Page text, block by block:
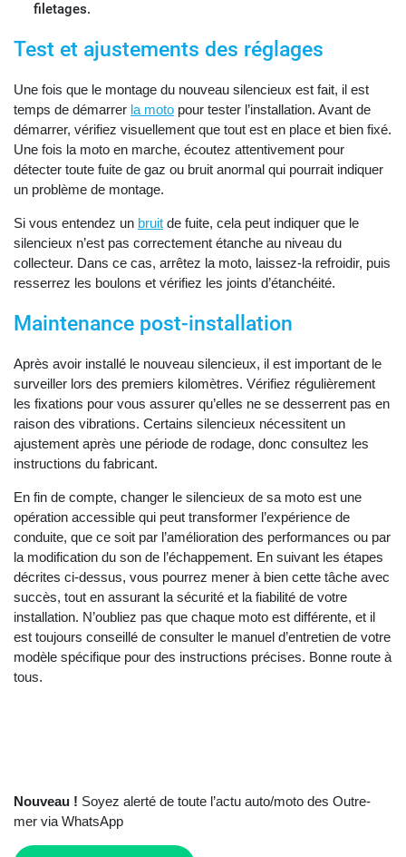
filetages.
Test et ajustements des réglages
Une fois que le montage du nouveau silencieux est fait, il est
temps de démarrer la moto pour tester l’installation. Avant de
démarrer, vérifiez visuellement que tout est en place et bien fixé.
Une fois la moto en marche, écoutez attentivement pour
détecter toute fuite de gaz ou bruit anormal qui pourrait indiquer
un problème de montage.
Si vous entendez un bruit de fuite, cela peut indiquer que le
silencieux n’est pas correctement étanche au niveau du
collecteur. Dans ce cas, arrêtez la moto, laissez-la refroidir, puis
resserrez les boulons et vérifiez les joints d’étanchéité.
Maintenance post-installation
Après avoir installé le nouveau silencieux, il est important de le
surveiller lors des premiers kilomètres. Vérifiez régulièrement
les fixations pour vous assurer qu’elles ne se desserrent pas en
raison des vibrations. Certains silencieux nécessitent un
ajustement après une période de rodage, donc consultez les
instructions du fabricant.
En fin de compte, changer le silencieux de sa moto est une
opération accessible qui peut transformer l’expérience de
conduite, que ce soit par l’amélioration des performances ou par
la modification du son de l’échappement. En suivant les étapes
décrites ci-dessus, vous pourrez mener à bien cette tâche avec
succès, tout en assurant la sécurité et la fiabilité de votre
installation. N’oubliez pas que chaque moto est différente, et il
est toujours conseillé de consulter le manuel d’entretien de votre
modèle spécifique pour des instructions précises. Bonne route à
tous.
Nouveau ! Soyez alerté de toute l’actu auto/moto des Outre-
mer via WhatsApp